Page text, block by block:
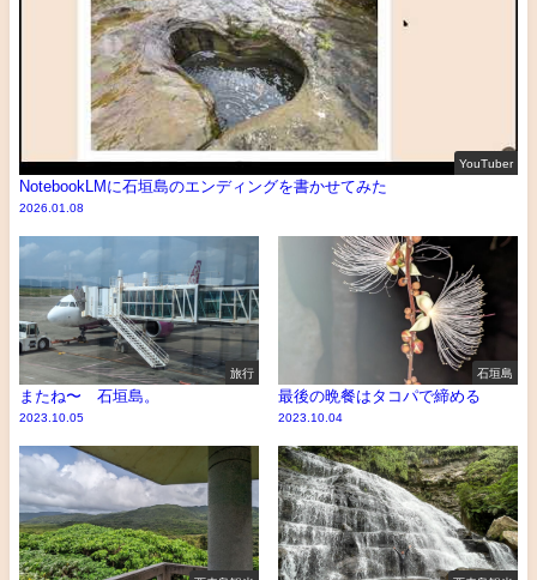
YouTuber
NotebookLMに石垣島のエンディングを書かせてみた
2026.01.08
旅行
またね〜 石垣島。
2023.10.05
石垣島
最後の晩餐はタコパで締める
2023.10.04